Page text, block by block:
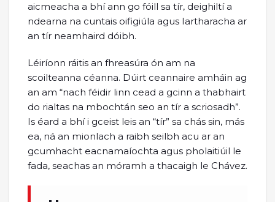
aicmeacha a bhí ann go fóill sa tír, deighiltí a
ndearna na cuntais oifigiúla agus Iartharacha ar
an tír neamhaird dóibh.
Léiríonn ráitis an fhreasúra ón am na
scoilteanna céanna. Dúirt ceannaire amháin ag
an am “nach féidir linn cead a gcinn a thabhairt
do rialtas na mbochtán seo an tír a scriosadh”.
Is éard a bhí i gceist leis an “tír” sa chás sin, más
ea, ná an mionlach a raibh seilbh acu ar an
gcumhacht eacnamaíochta agus pholaitiúil le
fada, seachas an móramh a thacaigh le Chávez.